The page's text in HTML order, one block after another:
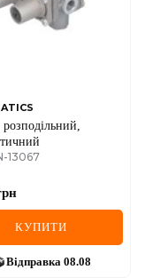
13067
КУПИТИ
Відправка 08.08